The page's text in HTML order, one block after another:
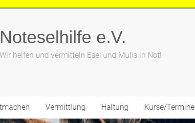
Noteselhilfe e.V.
Wir helfen und vermitteln Esel und Mulis in Not!
Vermittlung Haltung Kurse/Termine